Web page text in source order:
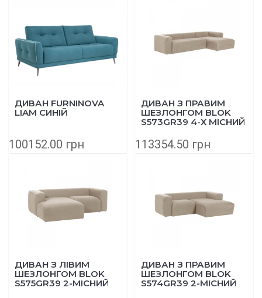
ДИВАН FURNINOVA
LIAM СИНІЙ
100152.00 грн
ДИВАН З ПРАВИМ
ШЕЗЛОНГОМ BLOK
S573GR39 4-Х МІСНИЙ
113354.50 грн
ДИВАН З ЛІВИМ
ШЕЗЛОНГОМ BLOK
S575GR39 2-МІСНИЙ
ДИВАН З ПРАВИМ
ШЕЗЛОНГОМ BLOK
S574GR39 2-МІСНИЙ